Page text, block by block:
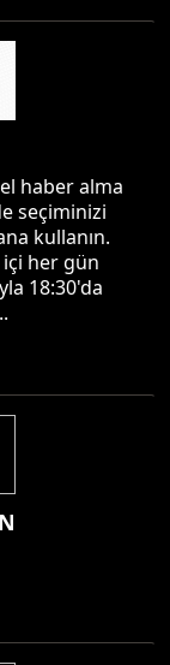
haber alma
seçiminizi
kullanın.
her gün
18:30'da